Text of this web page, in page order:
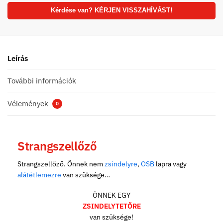
Kérdése van? KÉRJEN VISSZAHÍVÁST!
Leírás
További információk
Vélemények 0
Strangszellőző
Strangszellőző. Önnek nemzsindelyre, OSB lapra vagy
alátétlemezre van szüksége…
ÖNNEK EGY
ZSINDELYTETŐRE
van szüksége!